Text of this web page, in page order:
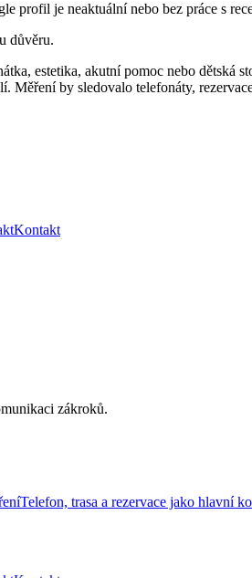
profil je neaktuální nebo bez práce s
důvěru.
estetika, akutní pomoc nebo dětská
by sledovalo telefonáty,
Kontakt
zákroků.
Telefon, trasa a rezervace jako hlavní